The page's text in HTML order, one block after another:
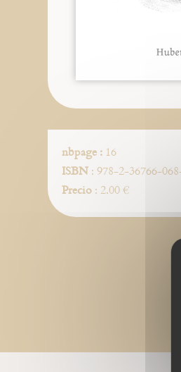
nbpage :16
ISBN: 978-2-36766-
Precio: 2.00 €